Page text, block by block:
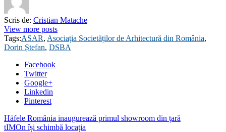
Scris de: Cristian Matache
View more posts
Tags:ASAR, Asociația Societăților de Arhitectură din România,
Dorin Ștefan, DSBA
Facebook
Twitter
Google+
Linkedin
Pinterest
Häfele România inaugurează primul showroom din țară
tIMOn își schimbă locația